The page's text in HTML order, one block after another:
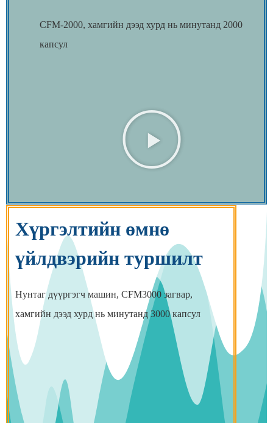
CFM-2000, хамгийн дээд хурд нь минутанд 2000
капсул
Хүргэлтийн өмнө
үйлдвэрийн туршилт
Нунтаг дүүргэгч машин, CFM3000 загвар,
хамгийн дээд хурд нь минутанд 3000 капсул